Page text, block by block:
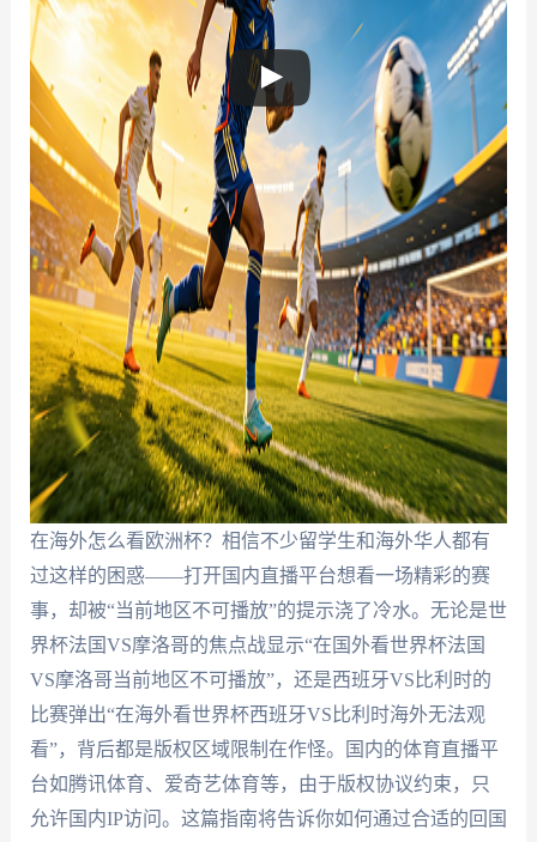
在海外怎么看欧洲杯？相信不少留学生和海外华人都有
过这样的困惑——打开国内直播平台想看一场精彩的赛
事，却被“当前地区不可播放”的提示浇了冷水。无论是世
界杯法国VS摩洛哥的焦点战显示“在国外看世界杯法国
VS摩洛哥当前地区不可播放”，还是西班牙VS比利时的
比赛弹出“在海外看世界杯西班牙VS比利时海外无法观
看”，背后都是版权区域限制在作怪。国内的体育直播平
台如腾讯体育、爱奇艺体育等，由于版权协议约束，只
允许国内IP访问。这篇指南将告诉你如何通过合适的回国